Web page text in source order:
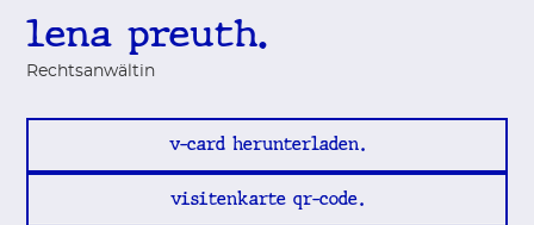
lena preuth.
Rechtsanwältin
v-card herunterladen
visitenkarte qr-code